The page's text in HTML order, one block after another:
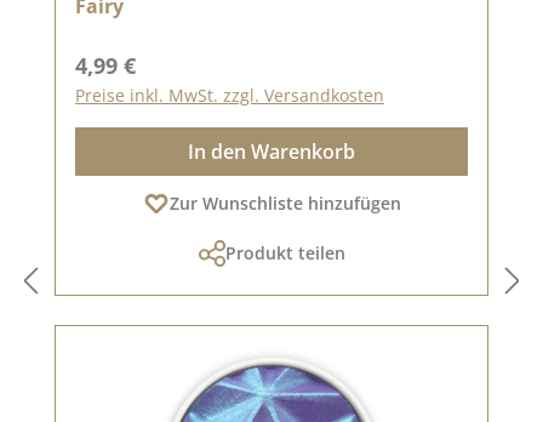
Fairy
Regulärer Preis:
4,99 €
Preise inkl. MwSt. zzgl. Versandkosten
In den Warenkorb
Zur Wunschliste hinzufügen
Produkt teilen